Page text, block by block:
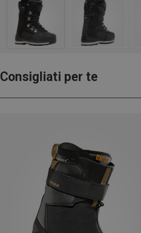
Consigliati per te